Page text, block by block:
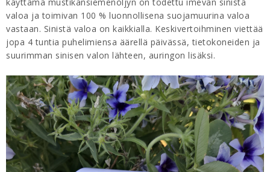
valoa ja toimivan 100 % luonnollisena suojamuurina valoa
vastaan. Sinistä valoa on kaikkialla. Keskivertoihminen viettää
jopa 4 tuntia puhelimiensa äärellä päivässä, tietokoneiden ja
suurimman sinisen valon lähteen, auringon lisäksi.